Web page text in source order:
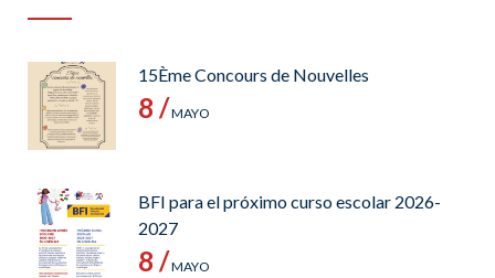
15Ème Concours de Nouvelles
8 /MAYO
BFI para el próximo curso escolar 2026-
2027
8 /MAYO